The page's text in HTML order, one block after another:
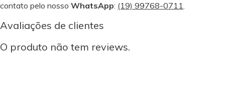
contato pelo nosso WhatsApp: (19) 99768-0711.
Avaliações de clientes
O produto não tem reviews.